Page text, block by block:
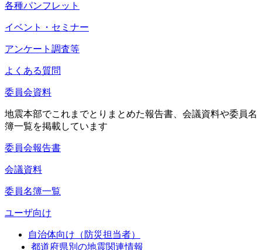
各種パンフレット
イベント・セミナー
アンケート調査等
よくある質問
委員会資料
地震本部でこれまでとりまとめた報告書、会議資料や委員名
簿一覧を掲載しています
委員会報告書
会議資料
委員名簿一覧
ユーザ向け
自治体向け（防災担当者）
都道府県別の地震関連情報